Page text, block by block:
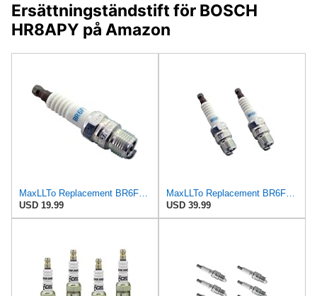
Ersättningständstift för BOSCH
HR8APY på Amazon
MaxLLTo Replacement BR6FS Spark Plug for Autolite 136 143 144 145 3265 3624 3625
USD 19.99
MaxLLTo Replacement BR6FS Spark Plug for Autolite 136 143 144 145 3265 3624 3625, 2 pack
USD 39.99